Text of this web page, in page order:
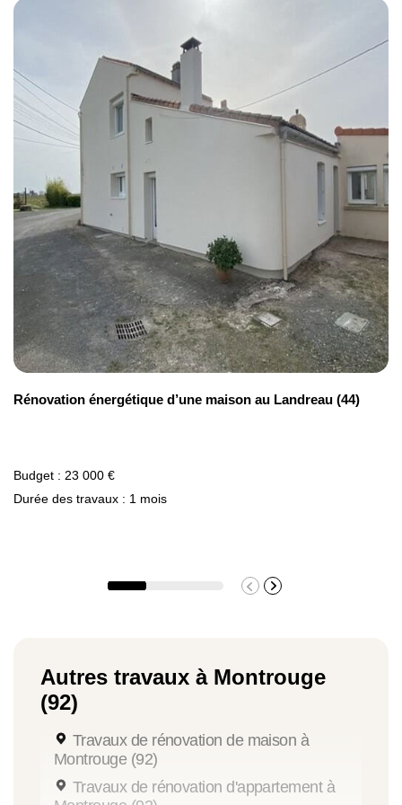
aucune anomalie, il vous contacte pour la livraison
Rénovation énergétique d’une maison au Landreau (44)
Budget : 23 000 €
Durée des travaux : 1 mois
Autres travaux à Montrouge
(92)
Travaux de rénovation de maison à
Montrouge (92)
Travaux de rénovation d'appartement à